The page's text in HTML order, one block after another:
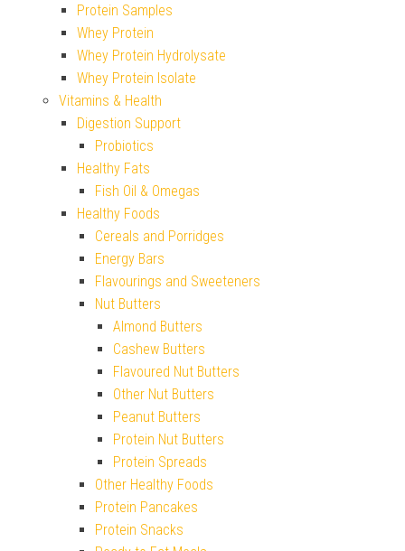
Protein Samples
Whey Protein
Whey Protein Hydrolysate
Whey Protein Isolate
Vitamins & Health
Digestion Support
Probiotics
Healthy Fats
Fish Oil & Omegas
Healthy Foods
Cereals and Porridges
Energy Bars
Flavourings and Sweeteners
Nut Butters
Almond Butters
Cashew Butters
Flavoured Nut Butters
Other Nut Butters
Peanut Butters
Protein Nut Butters
Protein Spreads
Other Healthy Foods
Protein Pancakes
Protein Snacks